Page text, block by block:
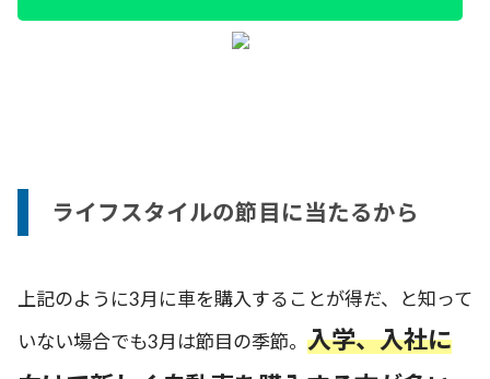
ライフスタイルの節目に当たるから
上記のように3月に車を購入することが得だ、と知って
いない場合でも3月は節目の季節。 入学、入社に